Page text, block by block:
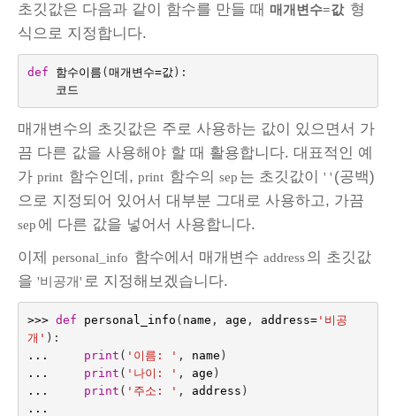
초깃값은 다음과 같이 함수를 만들 때 매개변수=값 형
식으로 지정합니다.
def 함수이름 (매개변수=값):
코드
매개변수의 초깃값은 주로 사용하는 값이 있으면서 가
끔 다른 값을 사용해야 할 때 활용합니다. 대표적인 예
가 print 함수인데, print 함수의 sep 는 초깃값이 ' ' (공백)
으로 지정되어 있어서 대부분 그대로 사용하고, 가끔
sep 에 다른 값을 넣어서 사용합니다.
이제 personal_info 함수에서 매개변수 address의 초깃값
을 '비공개' 로 지정해보겠습니다.
>>> def personal_info ( name , age , address='비공
개' ):
...
print ( '이름: ' , name )
...
print ( '나이: ' , age )
...
print ( '주소: ' , address )
...